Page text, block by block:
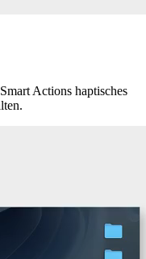
Actions haptisches